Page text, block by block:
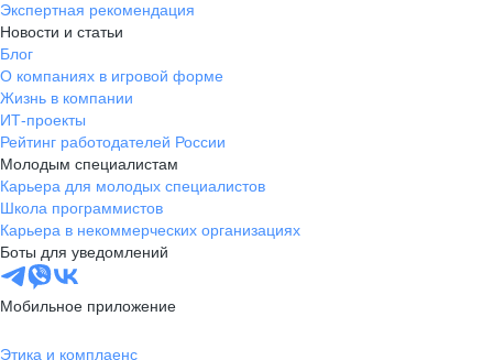
Экспертная рекомендация
Новости и статьи
Блог
О компаниях в игровой форме
Жизнь в компании
ИТ-проекты
Рейтинг работодателей России
Молодым специалистам
Карьера для молодых специалистов
Школа программистов
Карьера в некоммерческих организациях
Боты для уведомлений
Мобильное приложение
Этика и комплаенс